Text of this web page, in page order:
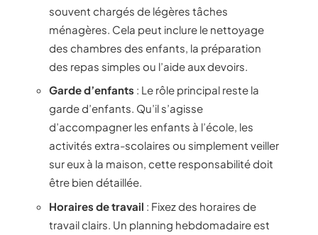
souvent chargés de légères tâches
ménagères. Cela peut inclure le nettoyage
des chambres des enfants, la préparation
des repas simples ou l’aide aux devoirs.
Garde d’enfants : Le rôle principal reste la
garde d’enfants. Qu’il s’agisse
d’accompagner les enfants à l’école, les
activités extra-scolaires ou simplement veiller
sur eux à la maison, cette responsabilité doit
être bien détaillée.
Horaires de travail : Fixez des horaires de
travail clairs. Un planning hebdomadaire est